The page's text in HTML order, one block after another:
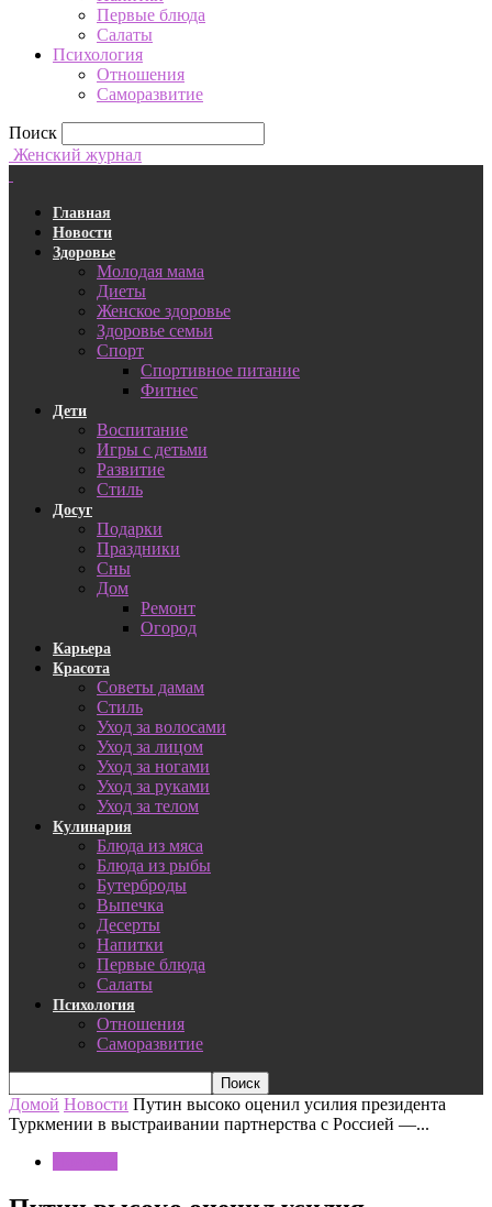
Первые блюда
Салаты
Психология
Отношения
Саморазвитие
Поиск
Женский журнал
Главная
Новости
Здоровье
Молодая мама
Диеты
Женское здоровье
Здоровье семьи
Спорт
Спортивное питание
Фитнес
Дети
Воспитание
Игры с детьми
Развитие
Стиль
Досуг
Подарки
Праздники
Сны
Дом
Ремонт
Огород
Карьера
Красота
Советы дамам
Стиль
Уход за волосами
Уход за лицом
Уход за ногами
Уход за руками
Уход за телом
Кулинария
Блюда из мяса
Блюда из рыбы
Бутерброды
Выпечка
Десерты
Напитки
Первые блюда
Салаты
Психология
Отношения
Саморазвитие
Домой Новости Путин высоко оценил усилия президента
Туркмении в выстраивании партнерства с Россией —...